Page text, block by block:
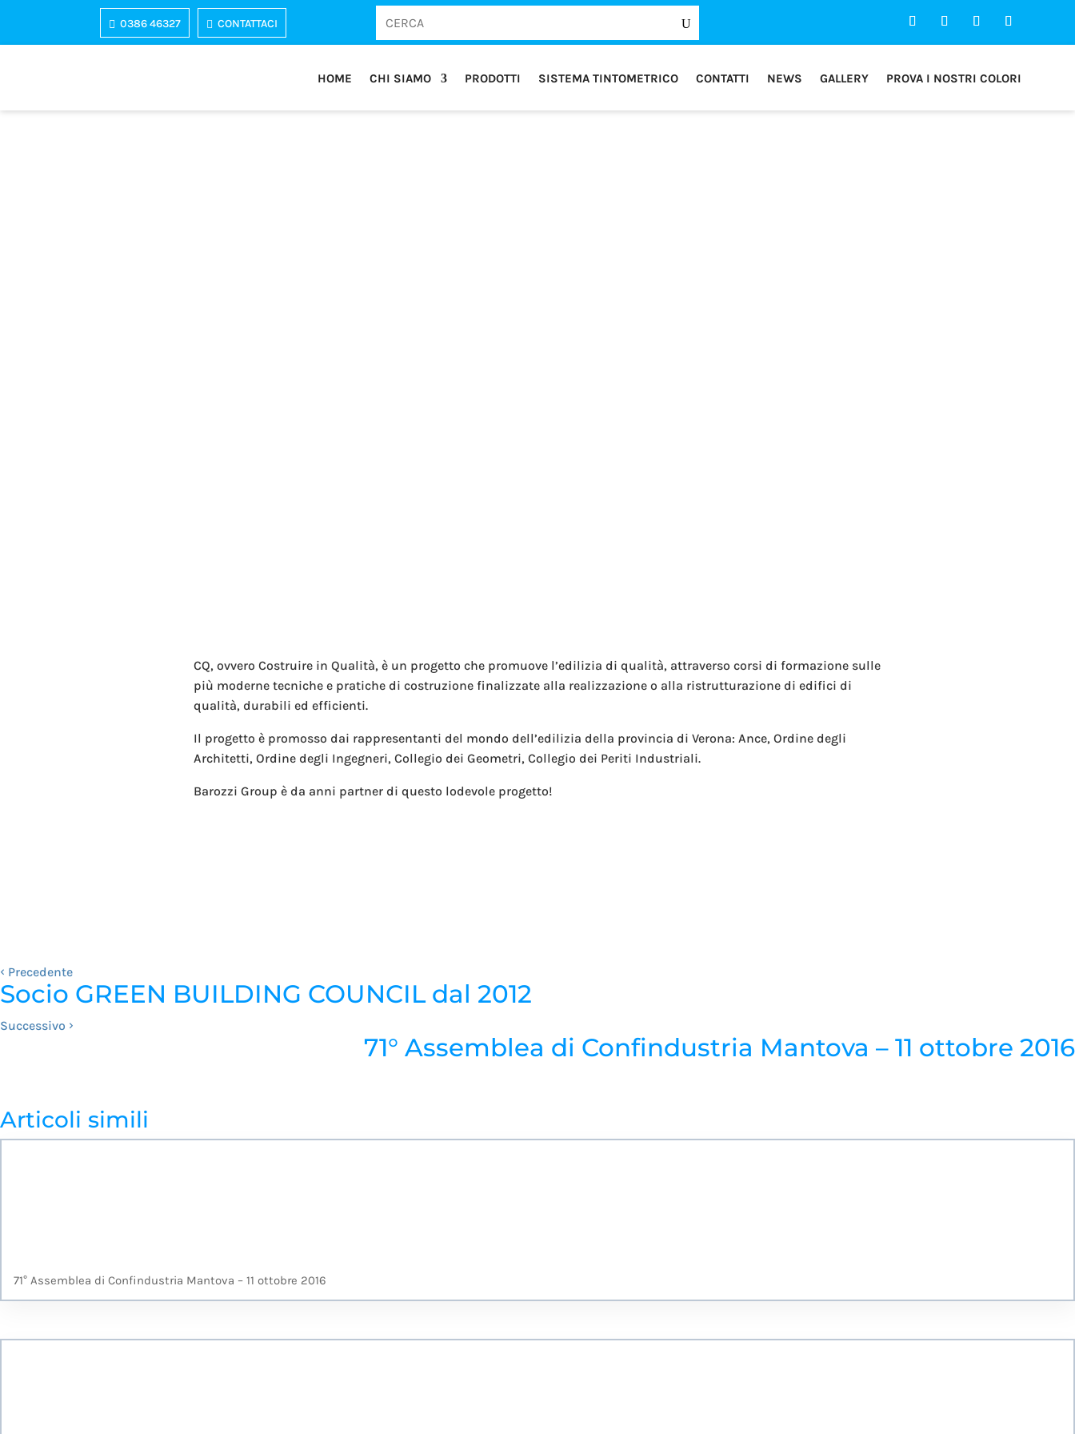
0386 46327 CONTATTACI
HOME CHI SIAMO PRODOTTI SISTEMA TINTOMETRICO CONTATTI NEWS GALLERY PROVA I NOSTRI COLORI
CQ, ovvero Costruire in Qualità, è un progetto che promuove l’edilizia di qualità, attraverso corsi di formazione sulle
più moderne tecniche e pratiche di costruzione finalizzate alla realizzazione o alla ristrutturazione di edifici di
qualità, durabili ed efficienti.
Il progetto è promosso dai rappresentanti del mondo dell’edilizia della provincia di Verona: Ance, Ordine degli
Architetti, Ordine degli Ingegneri, Collegio dei Geometri, Collegio dei Periti Industriali.
Barozzi Group è da anni partner di questo lodevole progetto!
‹ Precedente
Socio GREEN BUILDING COUNCIL dal 2012
Successivo ›
71° Assemblea di Confindustria Mantova – 11 ottobre 2016
Articoli simili
71° Assemblea di Confindustria Mantova – 11 ottobre 2016